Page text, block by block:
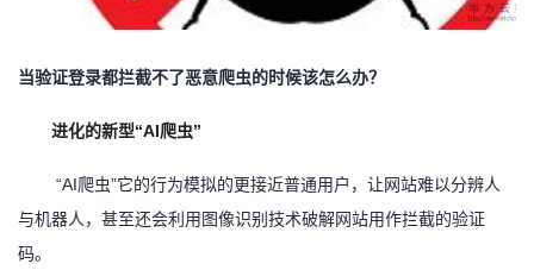
当验证登录都拦截不了恶意爬虫的时候该怎么办？
进化的新型“AI爬虫”
“AI爬虫”它的行为模拟的更接近普通用户，让网站难以分辨人
与机器人，甚至还会利用图像识别技术破解网站用作拦截的验证
码。